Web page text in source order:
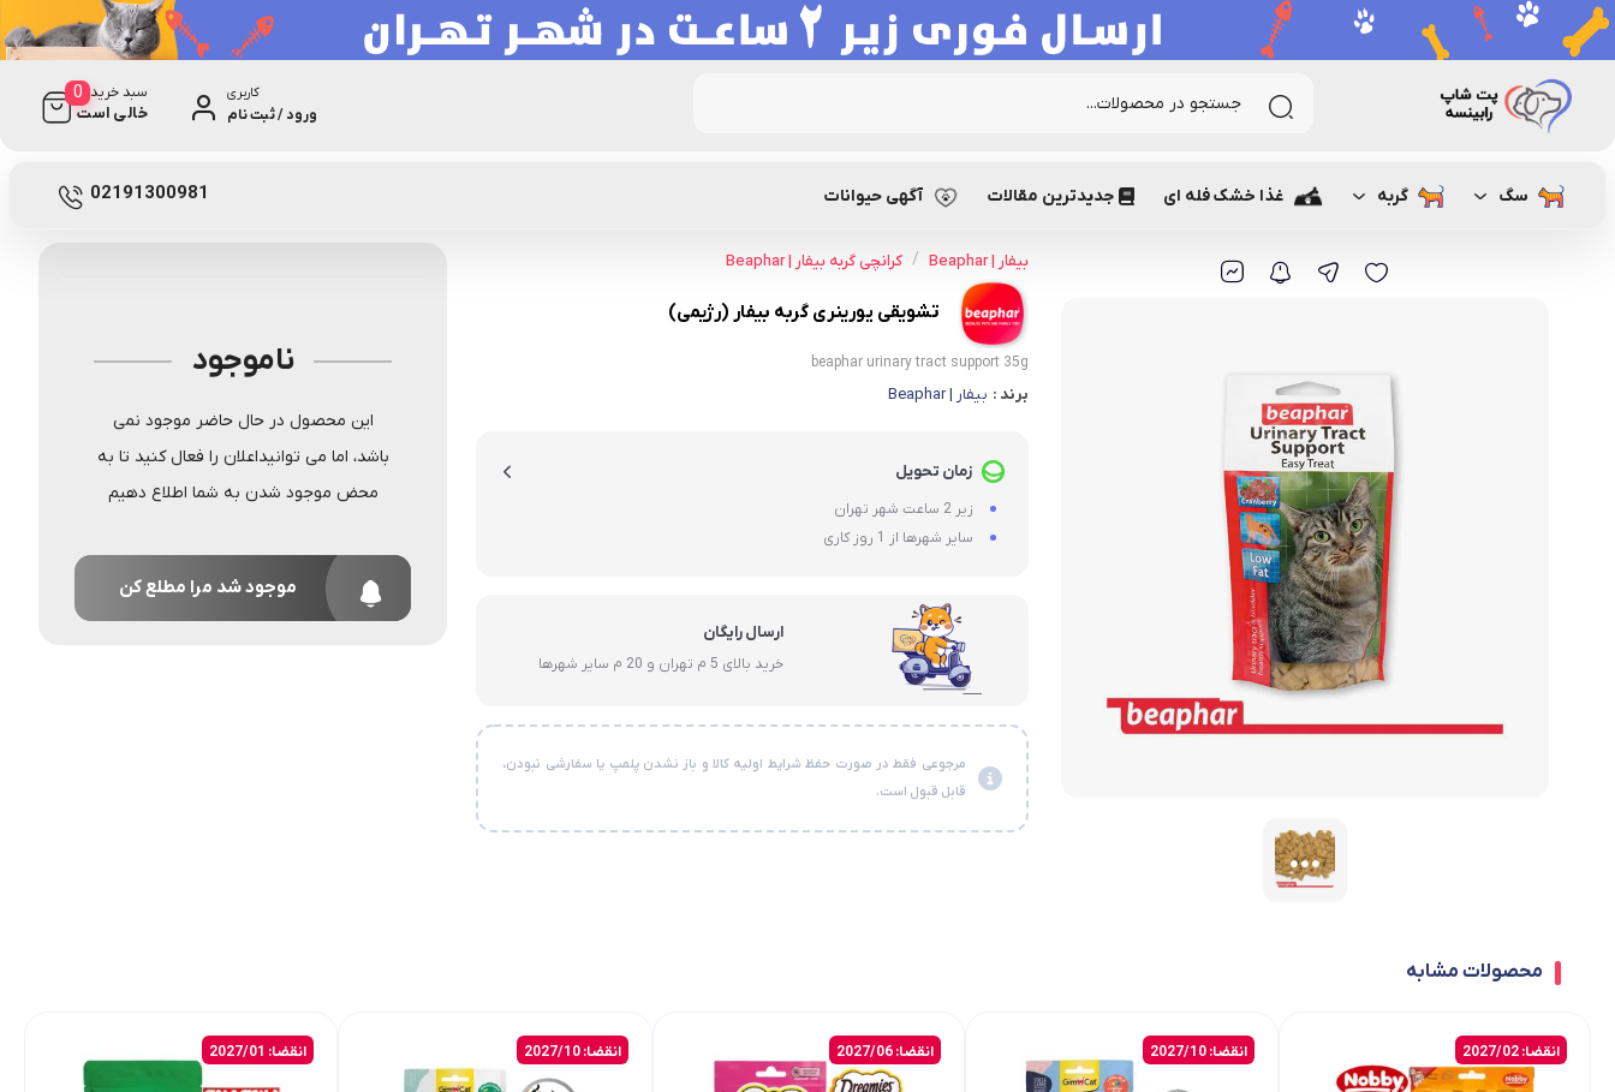
کاربری
ورود / ثبت نام
سبد خرید
خالی است
0
سگ گربه غذا خشک فله ای جدیدترین مقالات آگهی حیوانات 02191300981 رابینسه تشویقی و مکمل غذایی گربه کرانچی گربه تشویقی یورینری گربه بیفار (رژیمی) نامعلوم 0 دیدگاه
بیفار | Beaphar / کرانچی گربه بیفار | Beaphar
تشویقی یورینری گربه بیفار (رژیمی)
beaphar urinary tract support 35g
برند : بیفار | Beaphar
زمان تحویل
زیر 2 ساعت شهر تهران
سایر شهرها از 1 روز کاری
ارسال رایگان
خرید بالای 5 م تهران و 20 م سایر شهرها
مرجوعی فقط در صورت حفظ شرایط اولیه کالا و باز نشدن پلمپ یا سفارشی نبودن،
قابل قبول است.
ناموجود
این محصول در حال حاضر موجود نمی
باشد، اما می توانیداعلان را فعال کنید تا به
محض موجود شدن به شما اطلاع دهیم
موجود شد مرا مطلع کن
محصولات مشابه
انقضا: 2027/02 انقضا: 2027/10 انقضا: 2027/06 انقضا: 2027/10 انقضا: 2027/01